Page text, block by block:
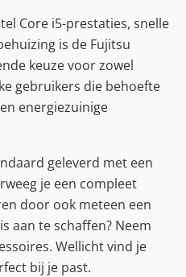
Core i5-prestaties, snelle
is de Fujitsu
keuze voor zowel
gebruikers die behoefte
energiezuinige
geleverd met een
je een compleet
door ook meteen een
aan te schaffen? Neem
Wellicht vind je
bij je past.